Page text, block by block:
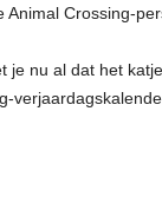
Crossing-
nu al dat het